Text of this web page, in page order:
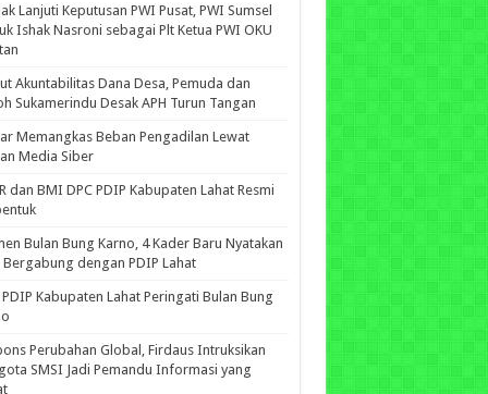
Lanjuti Keputusan PWI Pusat, PWI Sumsel
Ishak Nasroni sebagai Plt Ketua PWI OKU
Akuntabilitas Dana Desa, Pemuda dan
Sukamerindu Desak APH Turun Tangan
Memangkas Beban Pengadilan Lewat
Media Siber
dan BMI DPC PDIP Kabupaten Lahat Resmi
Bulan Bung Karno, 4 Kader Baru Nyatakan
Bergabung dengan PDIP Lahat
PDIP Kabupaten Lahat Peringati Bulan Bung
Perubahan Global, Firdaus Intruksikan
SMSI Jadi Pemandu Informasi yang